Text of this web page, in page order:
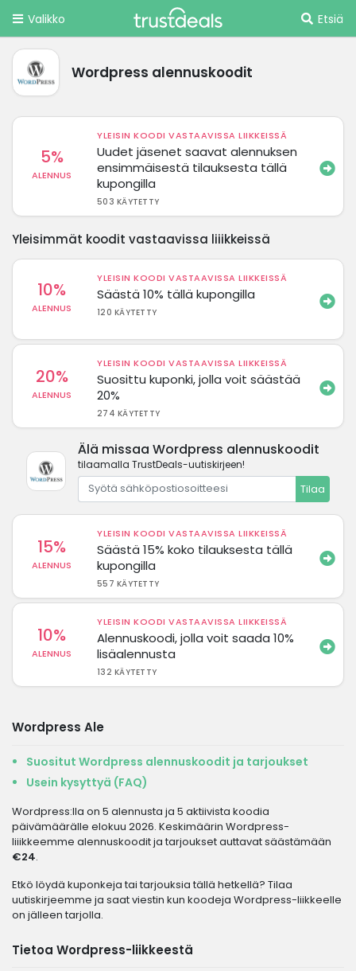
Valikko Etsiä
Wordpress alennuskoodit
5%
ALENNUS
YLEISIN KOODI VASTAAVISSA LIIKKEISSÄ
Uudet jäsenet saavat alennuksen
ensimmäisestä tilauksesta tällä
kupongilla
503 KÄYTETTY
Yleisimmät koodit vastaavissa liiikkeissä
10%
ALENNUS
YLEISIN KOODI VASTAAVISSA LIIKKEISSÄ
Säästä 10% tällä kupongilla
120 KÄYTETTY
20%
ALENNUS
YLEISIN KOODI VASTAAVISSA LIIKKEISSÄ
Suosittu kuponki, jolla voit säästää
20%
274 KÄYTETTY
Älä missaa Wordpress alennuskoodit
tilaamalla TrustDeals-uutiskirjeen!
Tilaa
15%
ALENNUS
YLEISIN KOODI VASTAAVISSA LIIKKEISSÄ
Säästä 15% koko tilauksesta tällä
kupongilla
557 KÄYTETTY
10%
ALENNUS
YLEISIN KOODI VASTAAVISSA LIIKKEISSÄ
Alennuskoodi, jolla voit saada 10%
lisäalennusta
132 KÄYTETTY
Wordpress Ale
Suositut Wordpress alennuskoodit ja tarjoukset
Usein kysyttyä (FAQ)
Wordpress:lla on 5 alennusta ja 5 aktiivista koodia
päivämäärälle elokuu 2026. Keskimäärin Wordpress-
liiikkeemme alennuskoodit ja tarjoukset auttavat säästämään
€24.
Etkö löydä kuponkeja tai tarjouksia tällä hetkellä? Tilaa
uutiskirjeemme ja saat viestin kun koodeja Wordpress-liikkeelle
on jälleen tarjolla.
Tietoa Wordpress-liikkeestä